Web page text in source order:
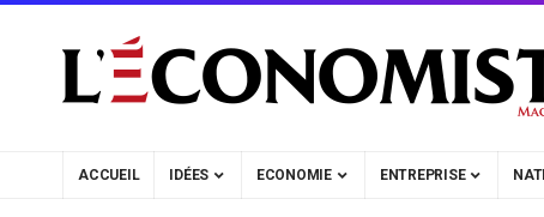
ACCUEIL IDÉES ECONOMIE ENTREPRISE